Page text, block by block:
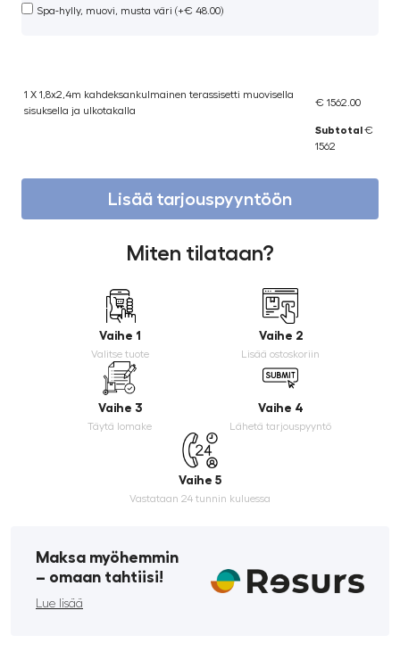
Spa-hylly, muovi, musta väri (+€ 48.00)
1 X 1,8x2,4m kahdeksankulmainen terassisetti muovisella
sisuksella ja ulkotakalla
€ 1562.00
Subtotal €
1562
Lisää tarjouspyyntöön
Miten tilataan?
Vaihe 1
Valitse tuote
Vaihe 2
Lisää ostoskoriin
Vaihe 3
Täytä lomake
Vaihe 4
Lähetä tarjouspyyntö
Vaihe 5
Vastataan 24 tunnin kuluessa
Maksa myöhemmin
­– omaan tahtiisi!
Lue lisää